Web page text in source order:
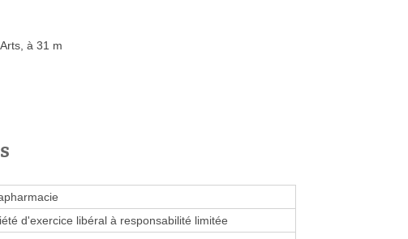
à 31 m
d'exercice libéral à responsabilité limitée